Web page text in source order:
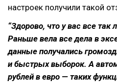
настроек получили такой
“Здорово, что у вас все так
Раньше вела все дела в
данные получались
и быстрых выборок. А
рублей в евро — таких